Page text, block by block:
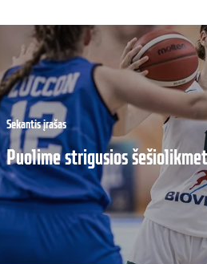
Sekantis įrašas
Puolime strigusios